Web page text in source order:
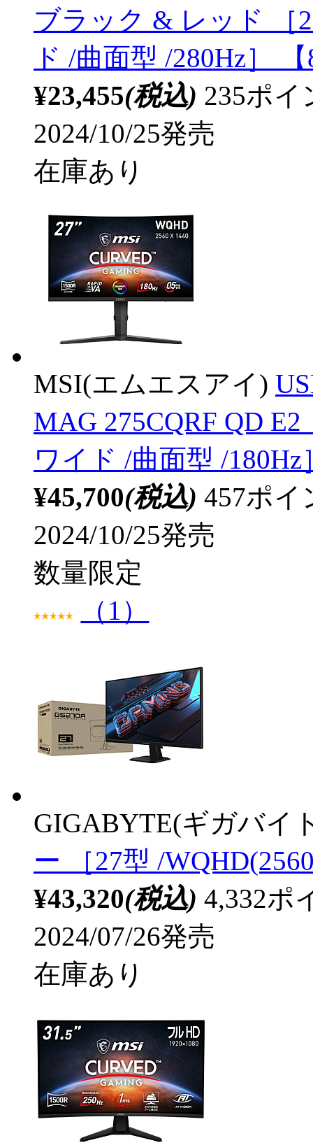
ブラック & レッド ［
ド /曲面型 /280Hz］
¥23,455(税込) 235ポ
2024/10/25発売
在庫あり
MSI(エムエスアイ)
MAG 275CQRF QD
ワイド /曲面型 /180Hz
¥45,700(税込) 457ポ
2024/10/25発売
数量限定
（1）
GIGABYTE(ギガバイ
ー ［27型 /
¥43,320(税込) 4,332ポ
2024/07/26発売
在庫あり